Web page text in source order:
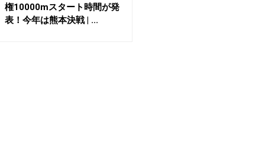
権10000mスタート時間が発
表！今年は熊本決戦 | ...